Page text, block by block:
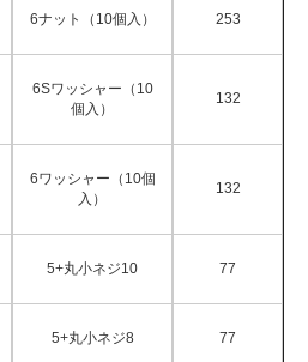
6ナット（10個入） 253
6Sワッシャー（10
個入）
132
6ワッシャー（10個
入）
132
5+丸小ネジ10 77
5+丸小ネジ8 77